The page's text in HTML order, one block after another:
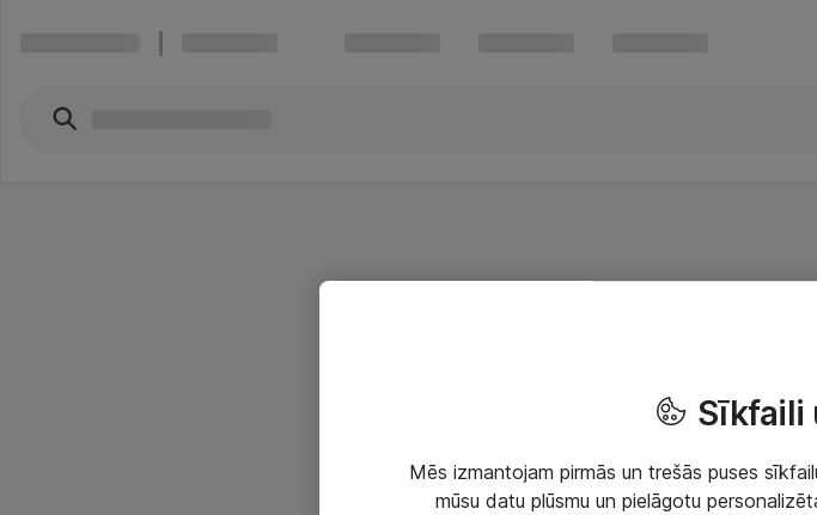
Sīkfaili
Mēs izmantojam pirmās un trešās puses
mūsu datu plūsmu un pielāgotu